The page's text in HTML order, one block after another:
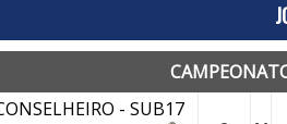
- SUB17